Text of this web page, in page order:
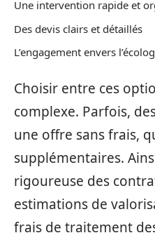
Une intervention rapide et
Des devis clairs et détaillés
L’engagement envers
Choisir entre ces
complexe. Parfois,
une offre sans frais,
supplémentaires.
rigoureuse des
estimations de
frais de traitement